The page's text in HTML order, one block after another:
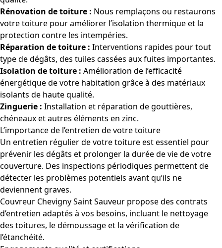
Rénovation de toiture : Nous remplaçons ou restaurons
votre toiture pour améliorer l’isolation thermique et la
protection contre les intempéries.
Réparation de toiture : Interventions rapides pour tout
type de dégâts, des tuiles cassées aux fuites importantes.
Isolation de toiture : Amélioration de l’efficacité
énergétique de votre habitation grâce à des matériaux
isolants de haute qualité.
Zinguerie : Installation et réparation de gouttières,
chéneaux et autres éléments en zinc.
L’importance de l’entretien de votre toiture
Un entretien régulier de votre toiture est essentiel pour
prévenir les dégâts et prolonger la durée de vie de votre
couverture. Des inspections périodiques permettent de
détecter les problèmes potentiels avant qu’ils ne
deviennent graves.
Couvreur Chevigny Saint Sauveur propose des contrats
d’entretien adaptés à vos besoins, incluant le nettoyage
des toitures, le démoussage et la vérification de
l’étanchéité.